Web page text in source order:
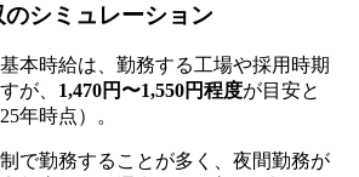
シミュレーション
本時給は、勤務する工場や採用時期
が、 1,470円〜1,550円程度が目安と
年時点）。
で勤務することが多く、夜間勤務が